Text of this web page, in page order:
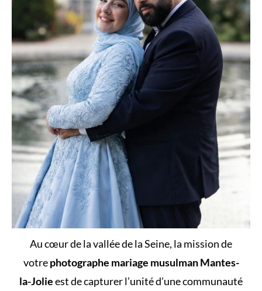
Au cœur de la vallée de la Seine, la mission de
votrephotographe mariage musulman Mantes-
la-Jolieest de capturer l’unité d’une communauté